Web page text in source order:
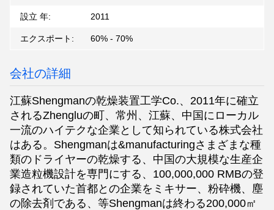
設立 年: 2011
エクスポート: 60% - 70%
会社の詳細
江蘇Shengmanの乾燥装置工学Co.、2011年に確立
されるZhengluの町、常州、江蘇、中国にローカル
一流のハイテクな企業として知られている株式会社
はある。Shengmanは&manufacturingさまざまな種
類のドライヤーの乾燥する、中国の大規模な生産企
業造粒機設計を専門にする、100,000,000 RMBの登
録されていた首都との企業をミキサー、粉砕機、塵
の除去剤である、等Shengmanは終わる200,000㎡